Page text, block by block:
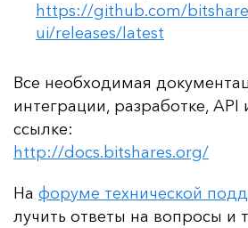
https://github.com/
ui/releases/latest
Все не­об­хо­ди­мая
ин­тег­ра­ции, раз­ра­бот­ке, API
ссыл­ке:
http://docs.bitshares.org/
На фо­ру­ме тех­ни­чес­кой
лу­чить от­ве­ты на воп­ро­сы и